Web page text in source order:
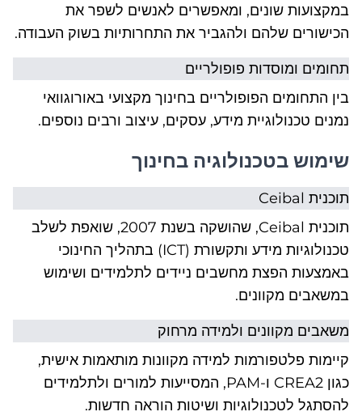
במקצועות שונים, ומאפשרים לאנשים לשפר את
הכישורים שלהם ולהגביר את התחרותיות בשוק העבודה.
תחומים ומוסדות פופולריים
בין התחומים הפופולריים בחינוך מקצועי באורוגוואי
נמנים טכנולוגיית מידע, עסקים, עיצוב ורבים נוספים.
שימוש בטכנולוגיה בחינוך
תוכנית Ceibal
תוכנית Ceibal, שהושקה בשנת 2007, שואפת לשלב
טכנולוגיות מידע ותקשורת (ICT) בתהליך החינוכי
באמצעות הפצת מחשבים ניידים לתלמידים ושימוש
במשאבים מקוונים.
משאבים מקוונים ולמידה מרחוק
קיימות פלטפורמות למידה מקוונות מותאמות אישית,
כגון CREA2 ו-PAM, המסייעות למורים ולתלמידים
להסתגל לטכנולוגיות ושיטות הוראה חדשות.